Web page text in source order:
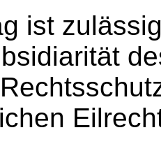
ist